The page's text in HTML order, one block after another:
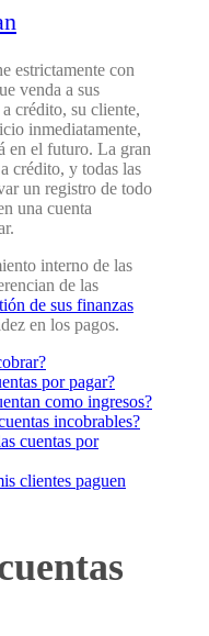
estrictamente con
venda a sus
crédito, su cliente,
inmediatamente,
en el futuro. La gran
crédito, y todas las
un registro de todo
una cuenta
interno de las
de las
de sus finanzas
en los pagos.
por pagar?
como ingresos?
incobrables?
cuentas por
clientes paguen